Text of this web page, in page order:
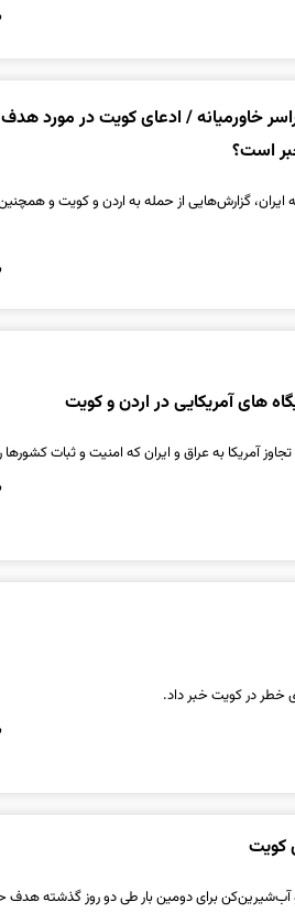
خاورمیانه / ادعای کویت در مورد هدف
است؟
ایران، گزارش‌هایی از حمله به اردن و کویت و
های آمریکایی در اردن و کویت
آمریکا به عراق و ایران که امنیت و ثبات کشورها
خطر در کویت خبر داد.
کویت
آب‌شیرین‌کن برای دومین بار طی دو روز گذشته هدف